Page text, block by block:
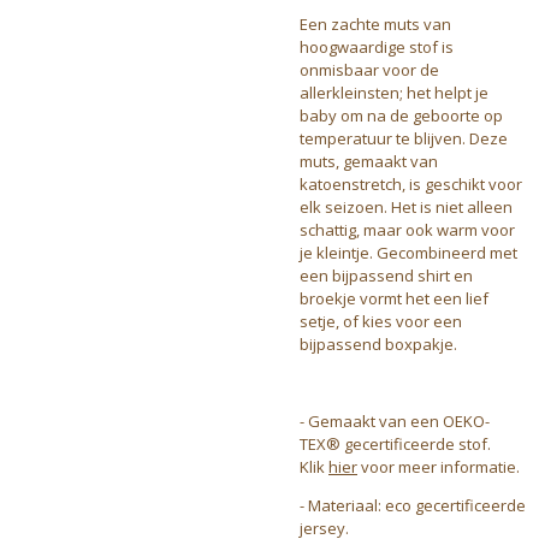
Een zachte muts van
hoogwaardige stof is
onmisbaar voor de
allerkleinsten; het helpt je
baby om na de geboorte op
temperatuur te blijven. Deze
muts, gemaakt van
katoenstretch, is geschikt voor
elk seizoen. Het is niet alleen
schattig, maar ook warm voor
je kleintje. Gecombineerd met
een bijpassend shirt en
broekje vormt het een lief
setje, of kies voor een
bijpassend boxpakje.
- Gemaakt van een OEKO-
TEX® gecertificeerde stof.
Klikhiervoor meer informatie.
- Materiaal: eco gecertificeerde
jersey.